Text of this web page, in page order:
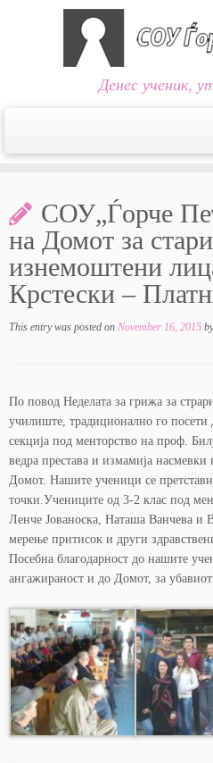
content
Денес ученик,
СОУ„Ѓорче
на Домот за
изнемоштени
Крстески –
This entry was posted on November 16, 2015
По повод Неделата за грижа за
училиште, традиционално го
секција под менторство на проф.
ведра престава и измамија
Домот. Нашите ученици се
точки.Учениците од 3-2 клас под
Ленче Јованоска, Наташа Ванчева и
мерење притисок и други
Посебна благодарност до нашите
ангажираност и до Домот, за